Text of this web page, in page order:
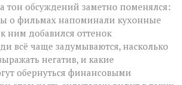
тон обсуждений заметно поменялся:
о фильмах напоминали кухонные
ним добавился оттенок
всё чаще задумываются, насколько
негатив, и какие
обернуться финансовыми